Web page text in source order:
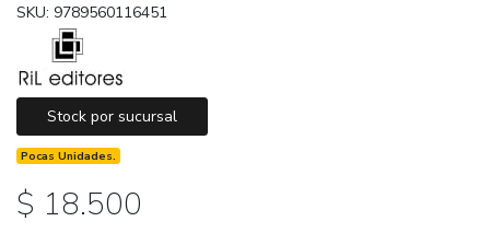
SKU: 9789560116451
Stock por sucursal
Pocas Unidades.
$ 18.500